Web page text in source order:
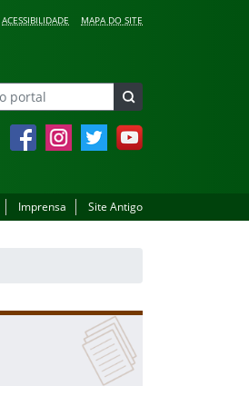
ACESSIBILIDADE MAPA DO SITE
FacebookInstagramTwitter YouTube
Imprensa Site Antigo